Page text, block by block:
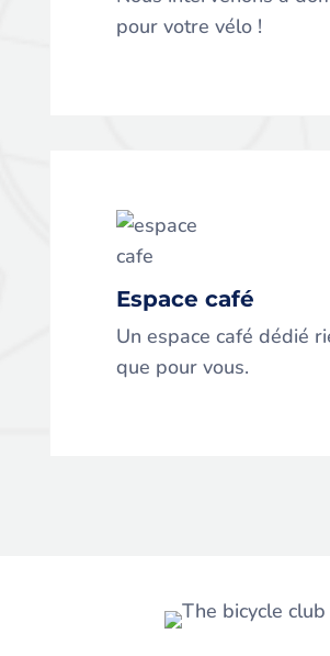
pour votre vélo !
Espace café
Un espace café dédié
que pour vous.
Espace café
Un espace café dédié rien
que pour vous.